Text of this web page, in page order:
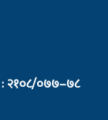
: २१०८/०७७–७८